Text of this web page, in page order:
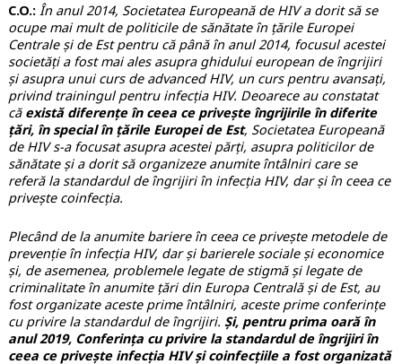
C.O.: În anul 2014, Societatea Europeană de HIV a dorit să se
ocupe mai mult de politicile de sănătate în țările Europei
Centrale și de Est pentru că până în anul 2014, focusul acestei
societăți a fost mai ales asupra ghidului european de îngrijiri
și asupra unui curs de advanced HIV, un curs pentru avansați,
privind trainingul pentru infecția HIV. Deoarece au constatat
că există diferențe în ceea ce privește îngrijirile în diferite
țări, în special în țările Europei de Est, Societatea Europeană
de HIV s-a focusat asupra acestei părți, asupra politicilor de
sănătate și a dorit să organizeze anumite întâlniri care se
referă la standardul de îngrijiri în infecția HIV, dar și în ceea ce
privește coinfecția.
Plecând de la anumite bariere în ceea ce privește metodele de
prevenție în infecția HIV, dar și barierele sociale și economice
și, de asemenea, problemele legate de stigmă și legate de
criminalitate în anumite țări din Europa Centrală și de Est, au
fost organizate aceste prime întâlniri, aceste prime conferințe
cu privire la standardul de îngrijiri. Și, pentru prima oară în
anul 2019, Conferința cu privire la standardul de îngrijiri în
ceea ce privește infecția HIV și coinfecțiile a fost organizată